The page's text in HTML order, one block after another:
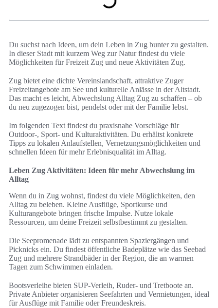
Du suchst nach Ideen, um dein Leben in Zug bunter zu gestalten.
In dieser Stadt mit kurzem Weg zur Natur findest du viele
Möglichkeiten für Freizeit Zug und neue Aktivitäten Zug.
Zug bietet eine dichte Vereinslandschaft, attraktive Zuger
Freizeitangebote am See und kulturelle Anlässe in der Altstadt.
Das macht es leicht, Abwechslung Alltag Zug zu schaffen – ob
du neu zugezogen bist, pendelst oder mit der Familie lebst.
Im folgenden Text findest du praxisnahe Vorschläge für
Outdoor-, Sport- und Kulturaktivitäten. Du erhältst konkrete
Tipps zu lokalen Anlaufstellen, Vernetzungsmöglichkeiten und
schnellen Ideen für mehr Erlebnisqualität im Alltag.
Leben Zug Aktivitäten: Ideen für mehr Abwechslung im
Alltag
Wenn du in Zug wohnst, findest du viele Möglichkeiten, den
Alltag zu beleben. Kleine Ausflüge, Sportkurse und
Kulturangebote bringen frische Impulse. Nutze lokale
Ressourcen, um deine Freizeit selbstbestimmt zu gestalten.
Die Seepromenade lädt zu entspannten Spaziergängen und
Picknicks ein. Du findest öffentliche Badeplätze wie das Seebad
Zug und mehrere Strandbäder in der Region, die an warmen
Tagen zum Schwimmen einladen.
Bootsverleihe bieten SUP-Verleih, Ruder- und Tretboote an.
Private Anbieter organisieren Seefahrten und Vermietungen, ideal
für Ausflüge mit Familie oder Freundeskreis.